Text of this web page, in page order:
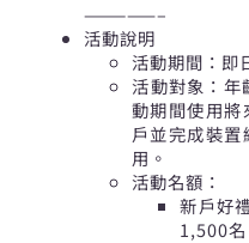
—————–
活動說明
活動期間：即
活動對象：年
動期間使用將
戶並完成裝
用。
活動名額：
新戶好
1,500名